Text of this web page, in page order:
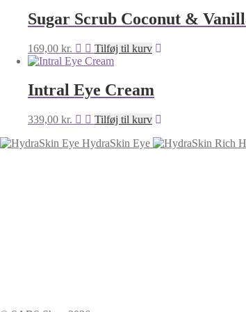
Sugar Scrub Coconut &
169,00 kr. Tilføj til kurv
Intral Eye Cream
339,00 kr.
Tilføj til kurv
HydraSkin Eye